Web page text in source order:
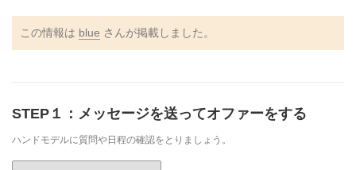
この情報は blue さんが掲載しました。
STEP１：メッセージを送ってオファーをする
ハンドモデルに質問や日程の確認をとりましょう。